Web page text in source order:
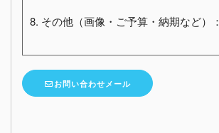
8. その他（画像・ご予算・納期など）：
お問い合わせメール